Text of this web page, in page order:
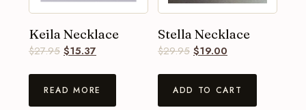
Keila Necklace
$27.95 $15.37
READ MORE
Stella Necklace
$29.95 $19.00
ADD TO CART